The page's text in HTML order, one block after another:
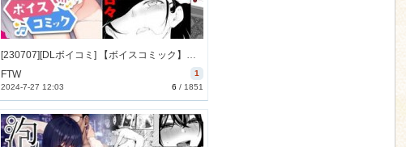
[230707][DLボイコミ] 【ボイスコミック】メイド教育-没落貴族 瑠璃川椿- [15M] [RJ01071000]
1
FTW
6 / 1851
2024-7-27 12:03